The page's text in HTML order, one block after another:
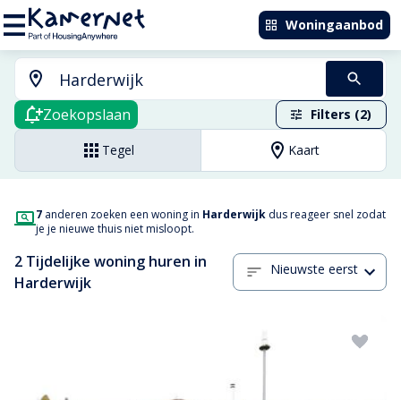
Woningaanbod
Zoekopslaan Filters (2)
Tegel Kaart
7 anderen zoeken een woning in Harderwijk dus reageer snel zodat
je je nieuwe thuis niet misloopt.
2 Tijdelijke woning huren in
Harderwijk
Nieuwste eerst